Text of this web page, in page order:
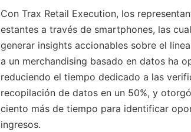
Con Trax Retail Execution, los
estantes a través de smartphones, las
generar insights accionables sobre el
a un merchandising basado en datos ha
reduciendo el tiempo dedicado a las
recopilación de datos en un 50%, y
ciento más de tiempo para identificar
ingresos.